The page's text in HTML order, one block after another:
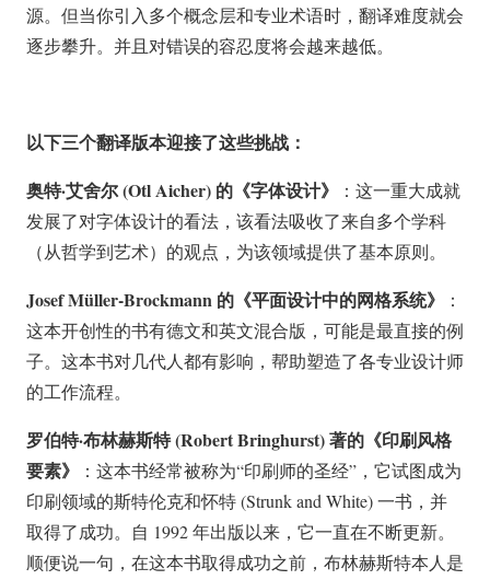
源。但当你引入多个概念层和专业术语时，翻译难度就会
逐步攀升。并且对错误的容忍度将会越来越低。
以下三个翻译版本迎接了这些挑战：
奥特·艾舍尔 (Otl Aicher) 的《字体设计》
：这一重大成就
发展了对字体设计的看法，该看法吸收了来自多个学科
（从哲学到艺术）的观点，为该领域提供了基本原则。
Josef Müller-Brockmann 的《平面设计中的网格系统》
：
这本开创性的书有德文和英文混合版，可能是最直接的例
子。这本书对几代人都有影响，帮助塑造了各专业设计师
的工作流程。
罗伯特·布林赫斯特 (Robert Bringhurst) 著的《印刷风格
要素》
：这本书经常被称为“印刷师的圣经”，它试图成为
印刷领域的斯特伦克和怀特 (Strunk and White) 一书，并
取得了成功。自 1992 年出版以来，它一直在不断更新。
顺便说一句，在这本书取得成功之前，布林赫斯特本人是